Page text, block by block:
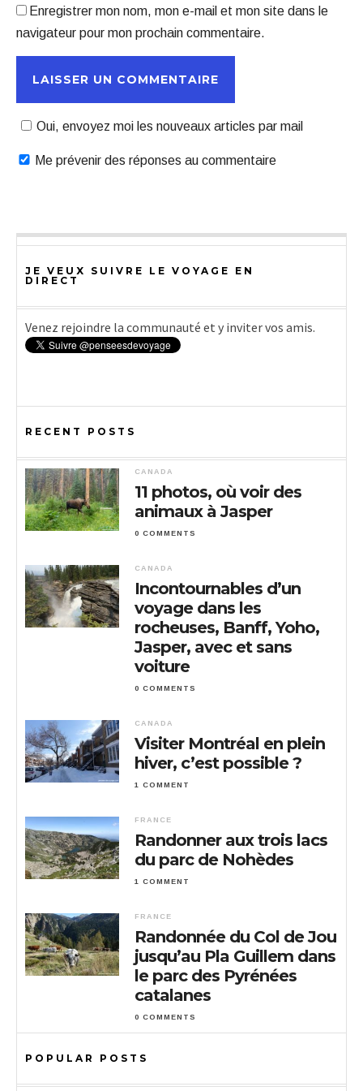
Enregistrer mon nom, mon e-mail et mon site dans le
navigateur pour mon prochain commentaire.
Oui, envoyez moi les nouveaux articles par mail
Me prévenir des réponses au commentaire
JE VEUX SUIVRE LE VOYAGE EN
DIRECT
Venez rejoindre la communauté et y inviter vos amis.
RECENT POSTS
CANADA
11 photos, où voir des
animaux à Jasper
0 COMMENTS
CANADA
Incontournables d’un
voyage dans les
rocheuses, Banff, Yoho,
Jasper, avec et sans
voiture
0 COMMENTS
CANADA
Visiter Montréal en plein
hiver, c’est possible ?
1 COMMENT
FRANCE
Randonner aux trois lacs
du parc de Nohèdes
1 COMMENT
FRANCE
Randonnée du Col de Jou
jusqu’au Pla Guillem dans
le parc des Pyrénées
catalanes
0 COMMENTS
POPULAR POSTS